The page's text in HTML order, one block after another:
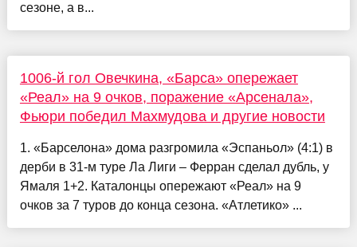
сезоне, а в...
1006-й гол Овечкина, «Барса» опережает
«Реал» на 9 очков, поражение «Арсенала»,
Фьюри победил Махмудова и другие новости
1. «Барселона» дома разгромила «Эспаньол» (4:1) в
дерби в 31-м туре Ла Лиги – Ферран сделал дубль, у
Ямаля 1+2. Каталонцы опережают «Реал» на 9
очков за 7 туров до конца сезона. «Атлетико» ...